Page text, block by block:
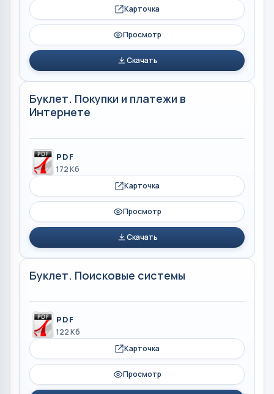
Карточка
Просмотр
Скачать
Буклет. Покупки и платежи в
Интернете
PDF
172 Кб
Карточка
Просмотр
Скачать
Буклет. Поисковые системы
PDF
122 Кб
Карточка
Просмотр